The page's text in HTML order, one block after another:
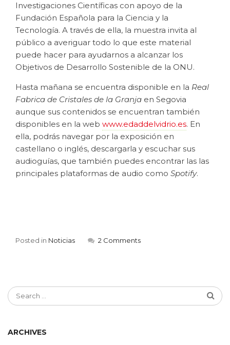
Investigaciones Científicas con apoyo de la
Fundación Española para la Ciencia y la
Tecnología. A través de ella, la muestra invita al
público a averiguar todo lo que este material
puede hacer para ayudarnos a alcanzar los
Objetivos de Desarrollo Sostenible de la ONU.
Hasta mañana se encuentra disponible en la Real
Fabrica de Cristales de la Granja en Segovia
aunque sus contenidos se encuentran también
disponibles en la web www.edaddelvidrio.es. En
ella, podrás navegar por la exposición en
castellano o inglés, descargarla y escuchar sus
audioguías, que también puedes encontrar las las
principales plataformas de audio como Spotify.
Posted in Noticias 2 Comments
ARCHIVES